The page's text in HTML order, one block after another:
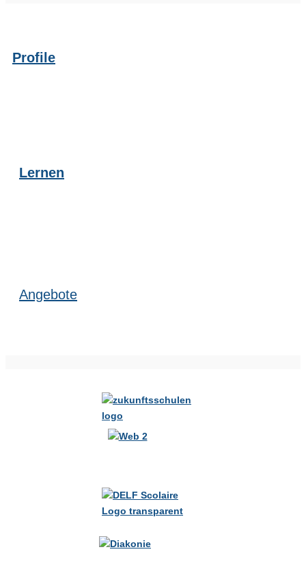
Profile
Lernen
Angebote